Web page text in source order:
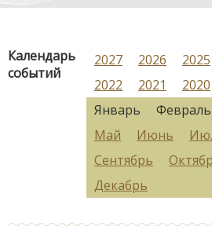
Календарь
событий
2027 2026 2025
2022
2021 2020
Январь
Февраль
Май
Июнь
Сентябрь
Декабрь